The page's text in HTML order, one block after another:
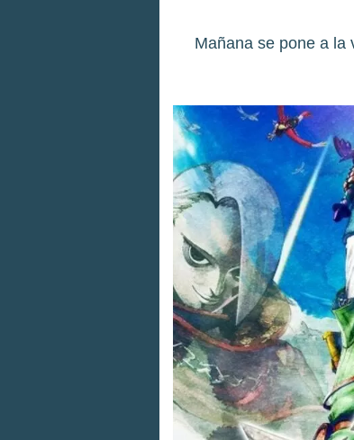
Mañana se pone a la